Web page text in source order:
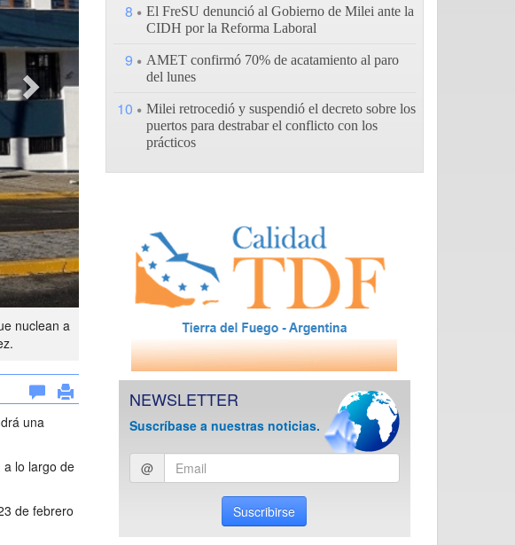
nuclean a
una
a lo largo de
de febrero
8
El FreSU denunció al Gobierno de Milei ante la
CIDH por la Reforma Laboral
9
AMET confirmó 70% de acatamiento al paro
del lunes
10
Milei retrocedió y suspendió el decreto sobre los
puertos para destrabar el conflicto con los
prácticos
NEWSLETTER
Suscríbase a nuestras noticias.
Ingresar
email
@
Suscribirse